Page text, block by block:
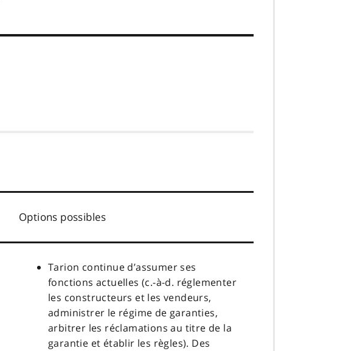
Options possibles
Tarion continue d’assumer ses
fonctions actuelles (c.-à-d. réglementer
les constructeurs et les vendeurs,
administrer le régime de garanties,
arbitrer les réclamations au titre de la
garantie et établir les règles). Des